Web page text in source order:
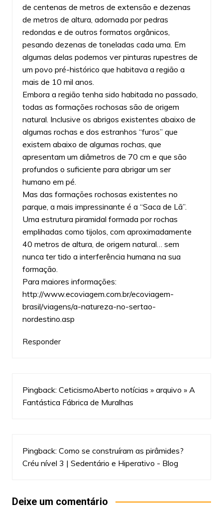
de centenas de metros de extensão e dezenas
de metros de altura, adornada por pedras
redondas e de outros formatos orgânicos,
pesando dezenas de toneladas cada uma. Em
algumas delas podemos ver pinturas rupestres de
um povo pré-histórico que habitava a região a
mais de 10 mil anos.
Embora a região tenha sido habitada no passado,
todas as formações rochosas são de origem
natural. Inclusive os abrigos existentes abaixo de
algumas rochas e dos estranhos “furos” que
existem abaixo de algumas rochas, que
apresentam um diâmetros de 70 cm e que são
profundos o suficiente para abrigar um ser
humano em pé.
Mas das formações rochosas existentes no
parque, a mais impressinante é a “Saca de Lã”.
Uma estrutura piramidal formada por rochas
emplihadas como tijolos, com aproximadamente
40 metros de altura, de origem natural… sem
nunca ter tido a interferência humana na sua
formação.
Para maiores informações:
http://www.ecoviagem.com.br/ecoviagem-
brasil/viagens/a-natureza-no-sertao-
nordestino.asp
Responder
Pingback: CeticismoAberto notícias » arquivo » A
Fantástica Fábrica de Muralhas
Pingback: Como se construíram as pirâmides?
Créu nível 3 | Sedentário e Hiperativo - Blog
Deixe um comentário